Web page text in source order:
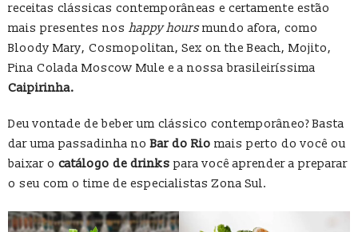
receitas clássicas contemporâneas e certamente estão
mais presentes nos happy hoursmundo afora, como
Bloody Mary, Cosmopolitan, Sex on the Beach, Mojito,
Pina Colada Moscow Mule e a nossa brasileiríssima
Caipirinha.
Deu vontade de beber um clássico contemporâneo? Basta
dar uma passadinha noBar do Rio mais perto do você ou
baixar o catálogo de drinks para você aprender a preparar
o seu com o time de especialistas Zona Sul.